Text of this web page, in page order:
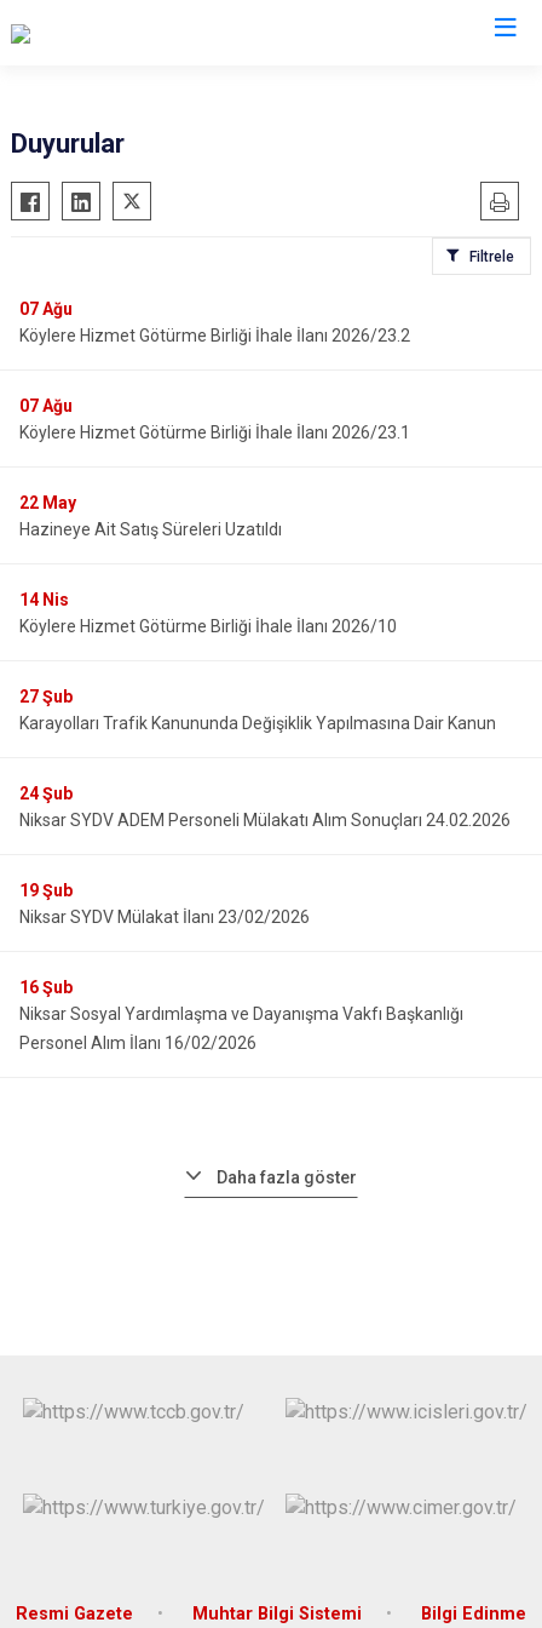
Almus
Artova
Erbaa
Niksar
Zile
Duyurular
Filtrele
07Ağu
Köylere Hizmet Götürme Birliği İhale İlanı 2026/23.2
07Ağu
Köylere Hizmet Götürme Birliği İhale İlanı 2026/23.1
22 May
Hazineye Ait Satış Süreleri Uzatıldı
14 Nis
Köylere Hizmet Götürme Birliği İhale İlanı 2026/10
27Şub
Karayolları Trafik Kanununda Değişiklik Yapılmasına Dair Kanun
24Şub
Niksar SYDV ADEM Personeli Mülakatı Alım Sonuçları 24.02.2026
19Şub
Niksar SYDV Mülakat İlanı 23/02/2026
16Şub
Niksar Sosyal Yardımlaşma ve Dayanışma Vakfı Başkanlığı
Personel Alım İlanı 16/02/2026
Daha fazla göster
Resmi Gazete Muhtar Bilgi Sistemi Bilgi Edinme